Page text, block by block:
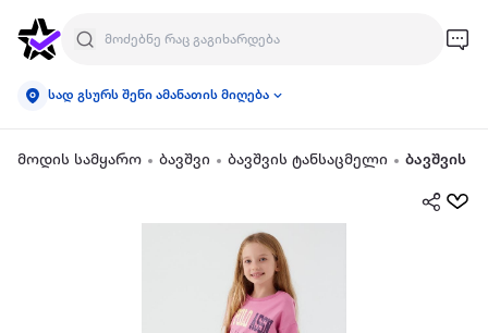
სად გსურს შენი ამანათის მიღება
მოდის სამყარო ბავშვი ბავშვის ტანსაცმელი ბავშვის